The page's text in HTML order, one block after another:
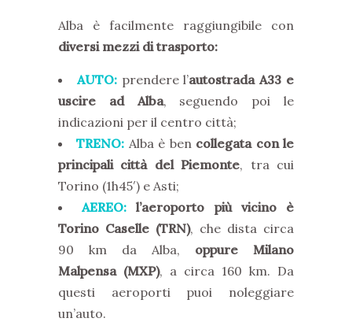
Alba è facilmente raggiungibile con
diversi mezzi di trasporto:
AUTO: prendere l’autostrada A33 e
uscire ad Alba, seguendo poi le
indicazioni per il centro città;
TRENO: Alba è ben collegata con le
principali città del Piemonte, tra cui
Torino (1h45′) e Asti;
AEREO:
l’aeroporto più vicino è
Torino Caselle (TRN), che dista circa
90 km da Alba, oppure Milano
Malpensa (MXP), a circa 160 km. Da
questi aeroporti puoi noleggiare
un’auto.